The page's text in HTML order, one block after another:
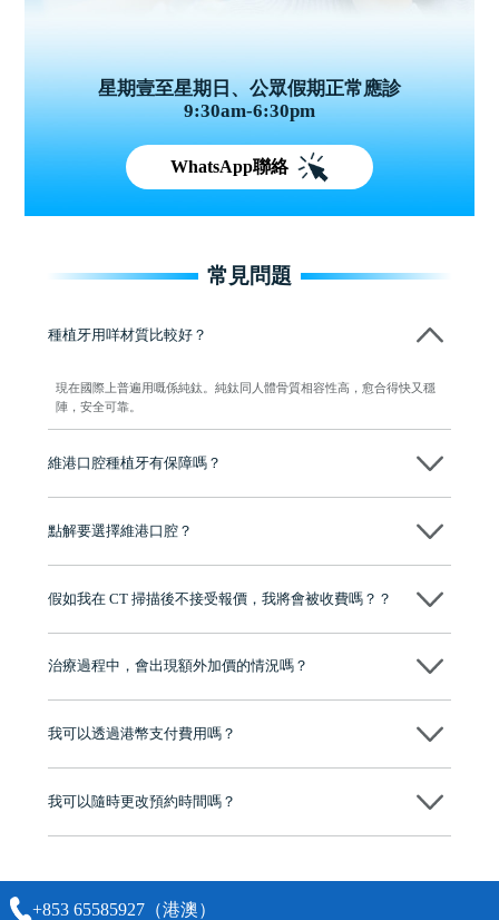
星期壹至星期日、公眾假期正常應診
9:30am-6:30pm
WhatsApp聯絡
常見問題
種植牙用咩材質比較好？
現在國際上普遍用嘅係純鈦。純鈦同人體骨質相容性高，愈合得快又穩
陣，安全可靠。
維港口腔種植牙有保障嗎？
保養指導同維護服務，確保種完之後穩定、耐用又安心。
點解要選擇維港口腔？
牌」、「2025香港企業領袖品牌」，是諾貝爾種植系統全球放心植牙中
至今已服務超過三十個國家和地區的顧客，受到粵港澳大灣區及周邊城
市市民極高的口碑評價及信任推薦 珠海、深圳設有八大分院，香港亦設
有咨詢及服務保障中心，有任何問題都可以隨時預約免費咨詢，讓人十
假如我在 CT 掃描後不接受報價，我將會被收費嗎？？
治療過程中，會出現額外加價的情況嗎？
不會，治療前我們會詳細說明治療方案及對應的價錢，顧客同意並簽字
我可以透過港幣支付費用嗎？
我可以隨時更改預約時間嗎？
+853 65585927（港澳）